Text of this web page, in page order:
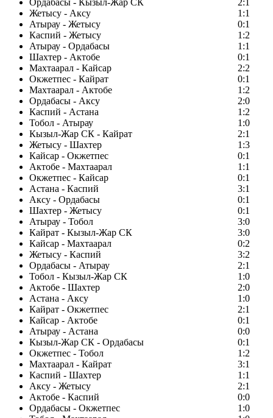
Ордабасы - Кызыл-Жар СК
2:1
Жетысу - Аксу
1:1
Атырау - Жетысу
0:1
Каспий - Жетысу
1:2
Атырау - Ордабасы
1:1
Шахтер - Актобе
0:1
Махтаарал - Кайсар
2:2
Окжетпес - Кайрат
0:1
Махтаарал - Актобе
1:2
Ордабасы - Аксу
2:0
Каспий - Астана
1:2
Тобол - Атырау
1:0
Кызыл-Жар СК - Кайрат
2:1
Жетысу - Шахтер
1:3
Кайсар - Окжетпес
0:1
Актобе - Махтаарал
1:1
Окжетпес - Кайсар
0:1
Астана - Каспий
3:1
Аксу - Ордабасы
0:1
Шахтер - Жетысу
0:1
Атырау - Тобол
3:0
Кайрат - Кызыл-Жар СК
3:0
Кайсар - Махтаарал
0:2
Жетысу - Каспий
3:2
Ордабасы - Атырау
2:1
Тобол - Кызыл-Жар СК
1:0
Актобе - Шахтер
2:0
Астана - Аксу
1:0
Кайрат - Окжетпес
2:1
Кайсар - Актобе
0:1
Атырау - Астана
0:0
Кызыл-Жар СК - Ордабасы
0:1
Окжетпес - Тобол
1:2
Махтаарал - Кайрат
3:1
Каспий - Шахтер
1:1
Аксу - Жетысу
2:1
Актобе - Каспий
0:0
Ордабасы - Окжетпес
1:0